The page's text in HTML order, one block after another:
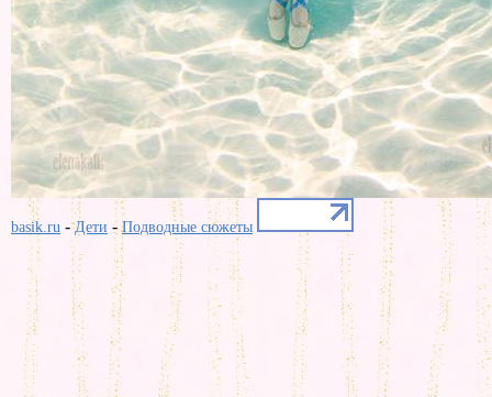
basik.ru -Дети -Подводные сюжеты